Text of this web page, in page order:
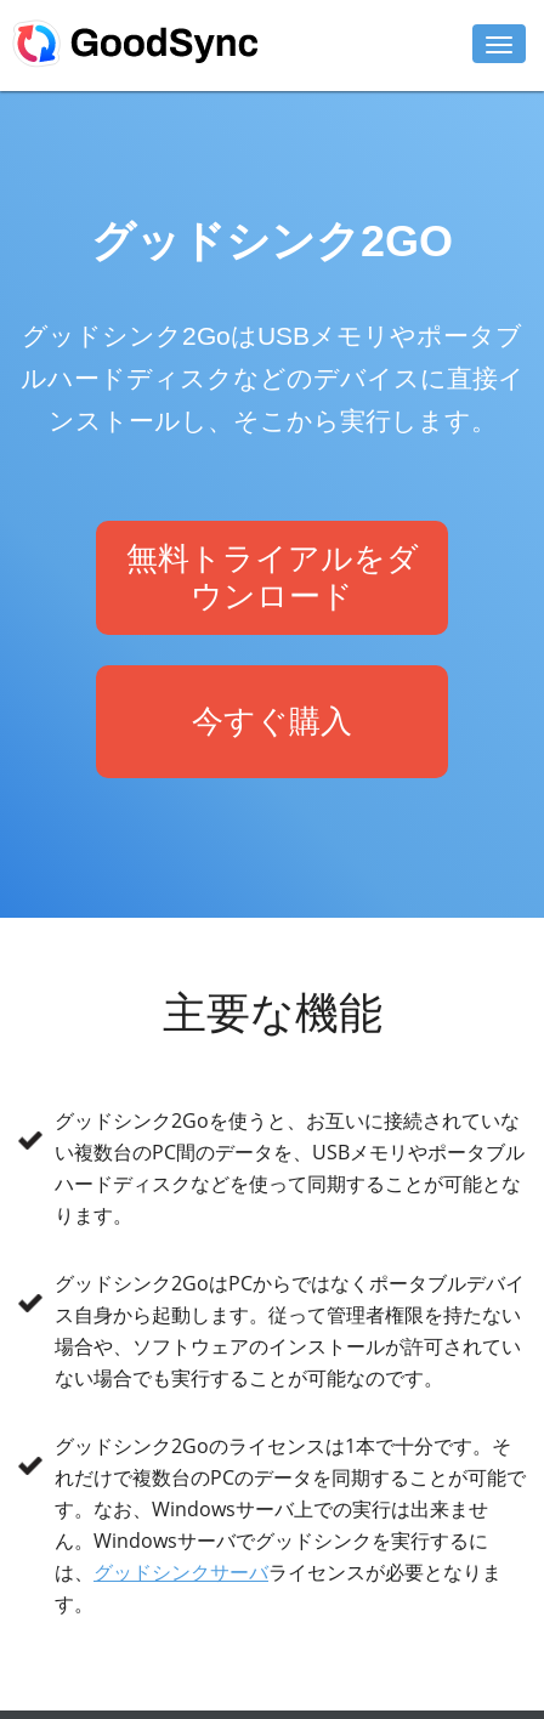
ビジネス用
ダウンロード
グッドシンク2GO
グッドシンク2GoはUSBメモリやポータブ
ルハードディスクなどのデバイスに直接イ
ンストールし、そこから実行します。
無料トライアルをダ
ウンロード
今すぐ購入
主要な機能
グッドシンク2Goを使うと、お互いに接続されていな
い複数台のPC間のデータを、USBメモリやポータブル
ハードディスクなどを使って同期することが可能とな
ります。
グッドシンク2GoはPCからではなくポータブルデバイ
ス自身から起動します。従って管理者権限を持たない
場合や、ソフトウェアのインストールが許可されてい
ない場合でも実行することが可能なのです。
グッドシンク2Goのライセンスは1本で十分です。そ
れだけで複数台のPCのデータを同期することが可能で
す。なお、Windowsサーバ上での実行は出来ませ
ん。Windowsサーバでグッドシンクを実行するに
は、 グッドシンクサーバライセンスが必要となりま
す。